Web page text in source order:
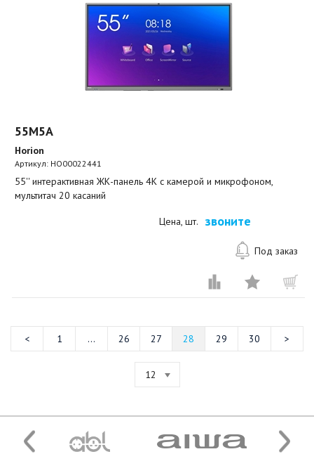
55M5A
Horion
Артикул: HO00022441
55'' интерактивная ЖК-панель 4К с камерой и микрофоном,
мультитач 20 касаний
Цена, шт. звоните
Под заказ
1 ... 26 27 28 29 30
12